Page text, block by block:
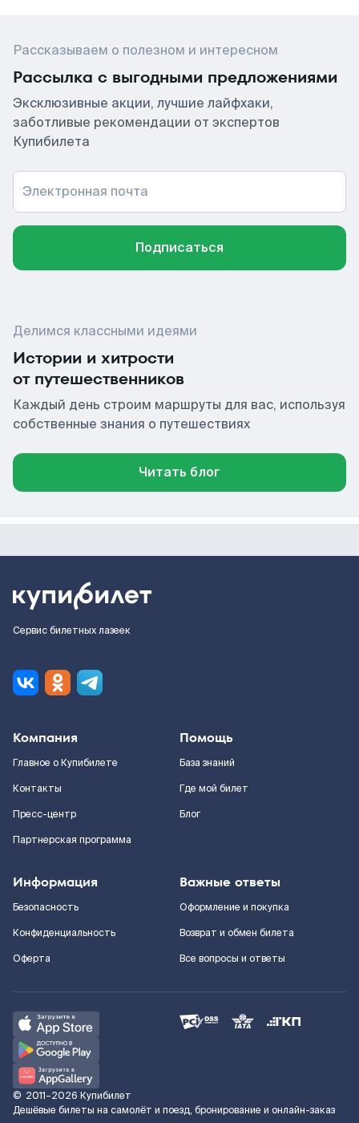
Рассказываем о полезном и интересном
Рассылка с выгодными предложениями
Эксклюзивные акции, лучшие лайфхаки,
заботливые рекомендации от экспертов
Купибилета
Электронная почта
Подписаться
Делимся классными идеями
Истории и хитрости
от путешественников
Каждый день строим маршруты для вас, используя
собственные знания о путешествиях
Читать блог
Сервис билетных лазеек
Компания
Главное о Купибилете
Контакты
Пресс-центр
Партнерская программа
Помощь
База знаний
Где мой билет
Блог
Информация
Безопасность
Конфиденциальность
Оферта
Важные ответы
Оформление и покупка
Возврат и обмен билета
Все вопросы и ответы
© 2011–2026 Купибилет
Дешёвые билеты на самолёт и поезд, бронирование и онлайн-заказ